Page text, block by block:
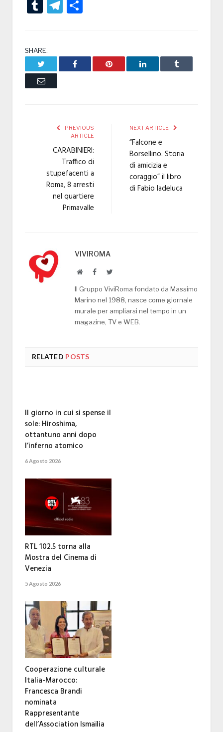
TumblrTelegram
SHARE.
Facebook Pinterest LinkedIn Tumblr
Email
PREVIOUS
ARTICLE
CARABINIERI:
Traffico di
stupefacenti a
Roma, 8 arresti
nel quartiere
Primavalle
NEXT ARTICLE
“Falcone e
Borsellino. Storia
di amicizia e
coraggio” il libro
di Fabio Iadeluca
VIVIROMA
WebsiteFacebookTwitter
Il Gruppo ViviRoma fondato da Massimo
Marino nel 1988, nasce come giornale
murale per ampliarsi nel tempo in un
magazine, TV e WEB.
RELATED POSTS
Il giorno in cui si spense il
sole: Hiroshima,
ottantuno anni dopo
l’inferno atomico
6 Agosto 2026
RTL 102.5 torna alla
Mostra del Cinema di
Venezia
5 Agosto 2026
Cooperazione culturale
Italia-Marocco:
Francesca Brandi
nominata
Rappresentante
dell’Association Ismaïlia